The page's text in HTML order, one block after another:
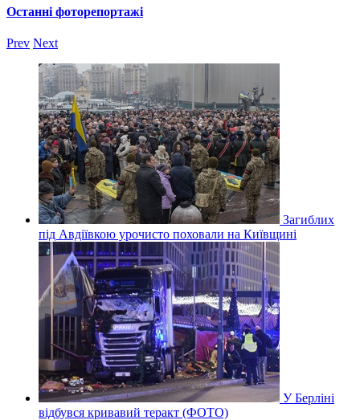
Останні фоторепортажі
Prev Next
Загиблих
під Авдіївкою урочисто поховали на Київщині
У Берліні
відбувся кривавий теракт (ФОТО)